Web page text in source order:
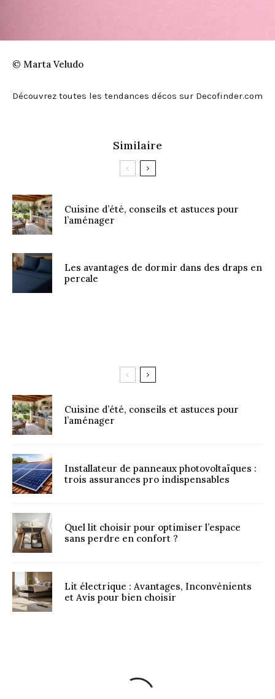
© Marta Veludo
Découvrez toutes les tendances décos sur Decofinder.com
Similaire
Cuisine d’été, conseils et astuces pour
l’aménager
Les avantages de dormir dans des draps en
percale
Cuisine d’été, conseils et astuces pour
l’aménager
Installateur de panneaux photovoltaïques :
trois assurances pro indispensables
Quel lit choisir pour optimiser l’espace
sans perdre en confort ?
Lit électrique : Avantages, Inconvénients
et Avis pour bien choisir